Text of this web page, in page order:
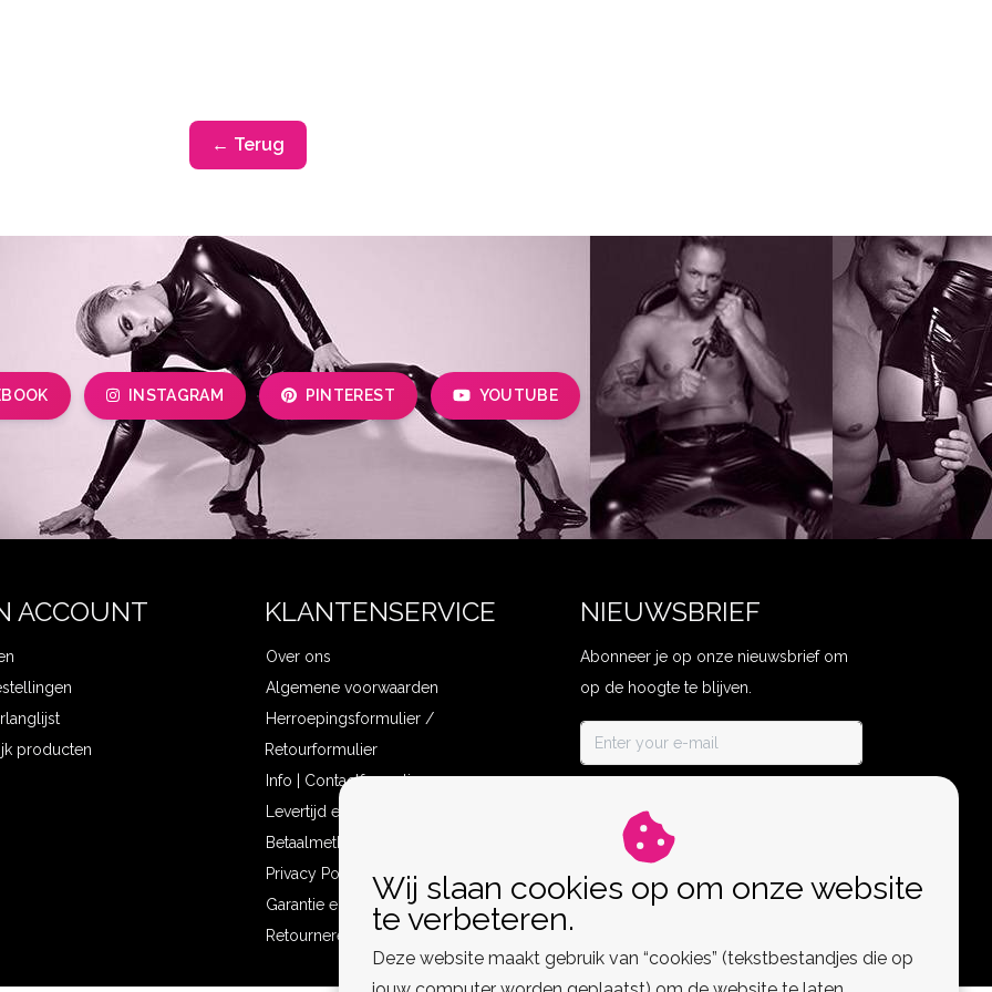
← Terug
INSTAGRAM PINTEREST YOUTUBE
ACCOUNT
producten
KLANTENSERVICE
Over ons
Algemene voorwaarden
Herroepingsformulier /
Retourformulier
Info | Contactformulier
Levertijd en verzendkosten
Betaalmethoden
Privacy Policy
Garantie en klachten
Retourneren
NIEUWSBRIEF
Abonneer je op onze nieuwsbrief om
op de hoogte te blijven.
Wij slaan cookies op om onze website
te verbeteren.
Deze website maakt gebruik van “cookies” (tekstbestandjes die op